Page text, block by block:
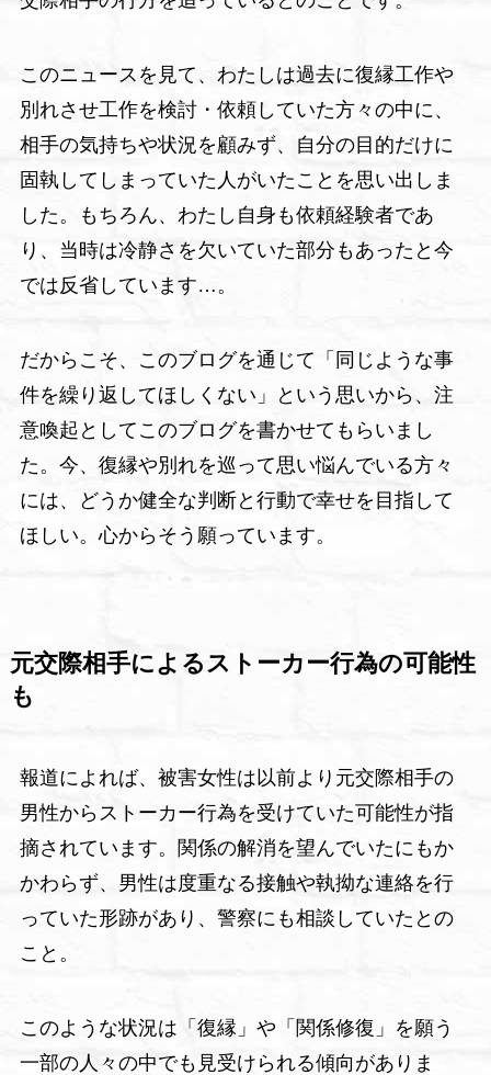
このニュースを見て、わたしは過去に復縁工作や
別れさせ工作を検討・依頼していた方々の中に、
相手の気持ちや状況を顧みず、自分の目的だけに
固執してしまっていた人がいたことを思い出しま
した。もちろん、わたし自身も依頼経験者であ
り、当時は冷静さを欠いていた部分もあったと今
では反省しています…。
だからこそ、このブログを通じて「同じような事
件を繰り返してほしくない」という思いから、注
意喚起としてこのブログを書かせてもらいまし
た。今、復縁や別れを巡って思い悩んでいる方々
には、どうか健全な判断と行動で幸せを目指して
ほしい。心からそう願っています。
元交際相手によるストーカー行為の可能性
も
報道によれば、被害女性は以前より元交際相手の
男性からストーカー行為を受けていた可能性が指
摘されています。関係の解消を望んでいたにもか
かわらず、男性は度重なる接触や執拗な連絡を行
っていた形跡があり、警察にも相談していたとの
こと。
このような状況は「復縁」や「関係修復」を願う
一部の人々の中でも見受けられる傾向がありま